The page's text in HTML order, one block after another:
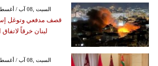
GMT 22:07 2026 السبت ,08 آب / أغسطس
قصف مدفعي وتوغل
لبنان خرقاً
GMT 21:36 2026 السبت ,08 آب / أغسطس